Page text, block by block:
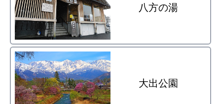
八方の湯
大出公園